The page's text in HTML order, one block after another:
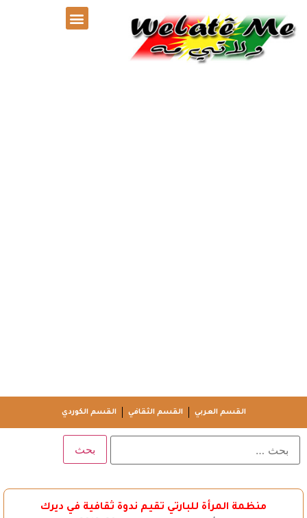
القسم العربي القسم الثقافي القسم الكوردي
منظمة المرأة للبارتي تقيم ندوة ثقافية في ديرك